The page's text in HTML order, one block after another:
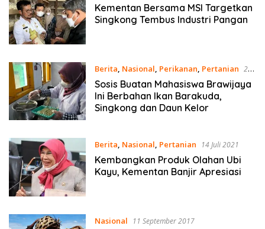
2022
Kementan Bersama MSI Targetkan
Singkong Tembus Industri Pangan
Berita, Nasional, Perikanan, Pertanian 29
Juli 2021
Sosis Buatan Mahasiswa Brawijaya
Ini Berbahan Ikan Barakuda,
Singkong dan Daun Kelor
Berita, Nasional, Pertanian 14 Juli 2021
Kembangkan Produk Olahan Ubi
Kayu, Kementan Banjir Apresiasi
Nasional 11 September 2017